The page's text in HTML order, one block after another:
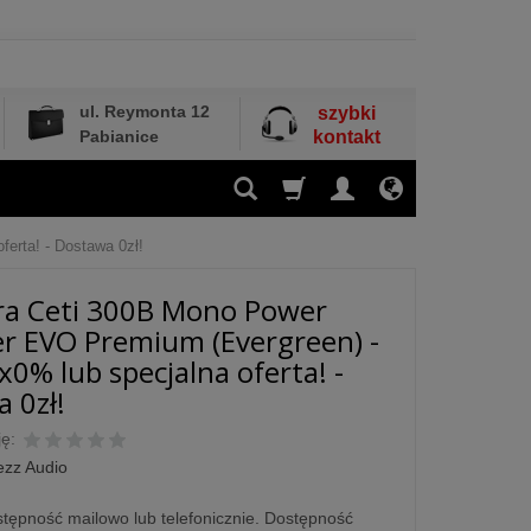
ul. Reymonta 12
Pabianice
szybki
kontakt
- Dostawa 0zł!
Ceti 300B Mono Power
EVO Premium (Evergreen) -
lub specjalna oferta! -
0zł!
Audio
mailowo lub telefonicznie. Dostępność